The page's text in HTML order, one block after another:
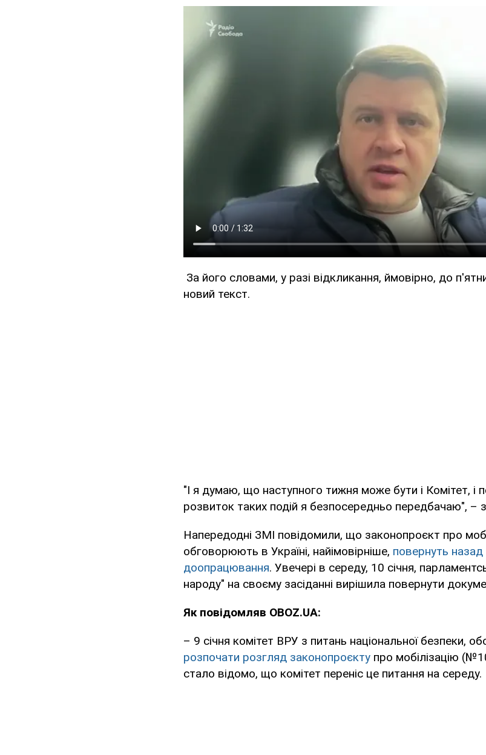
За його словами, у разі відкликання, ймовірно, до
новий текст.
"І я думаю, що наступного тижня може бути і Комітет, і
розвиток таких подій я безпосередньо передбачаю", –
Напередодні ЗМІ повідомили, що законопроєкт про
обговорюють в Україні, найімовірніше, повернуть
доопрацювання. Увечері в середу, 10 січня,
народу" на своєму засіданні вирішила повернути
Як повідомляв OBOZ.UA:
– 9 січня комітет ВРУ з питань національної безпеки,
розпочати розгляд законопроєкту про мобілізацію
стало відомо, що комітет переніс це питання на середу.